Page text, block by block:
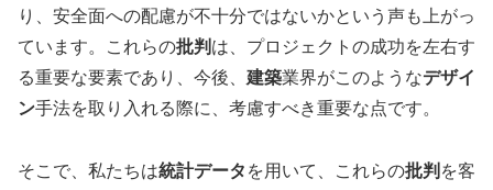
り、安全面への配慮が不十分ではないかという声も上がっ
ています。これらの批判 は、プロジェクトの成功を左右す
る重要な要素であり、今後、 建築業界がこのようなデザイ
ン手法を取り入れる際に、考慮すべき重要な点です。
そこで、私たちは統計データ を用いて、これらの批判 を客